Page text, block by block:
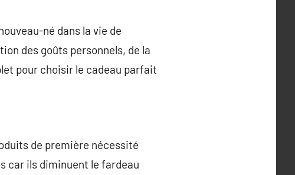
né dans la vie de
des goûts personnels, de la
pour choisir le cadeau parfait
de première nécessité
car ils diminuent le fardeau